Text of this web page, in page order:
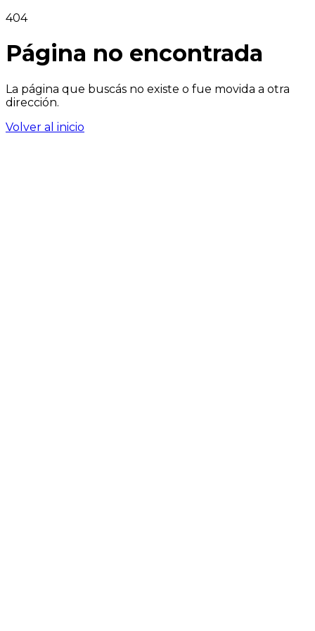
404
Página no encontrada
La página que buscás no existe o fue movida a otra
dirección.
Volver al inicio